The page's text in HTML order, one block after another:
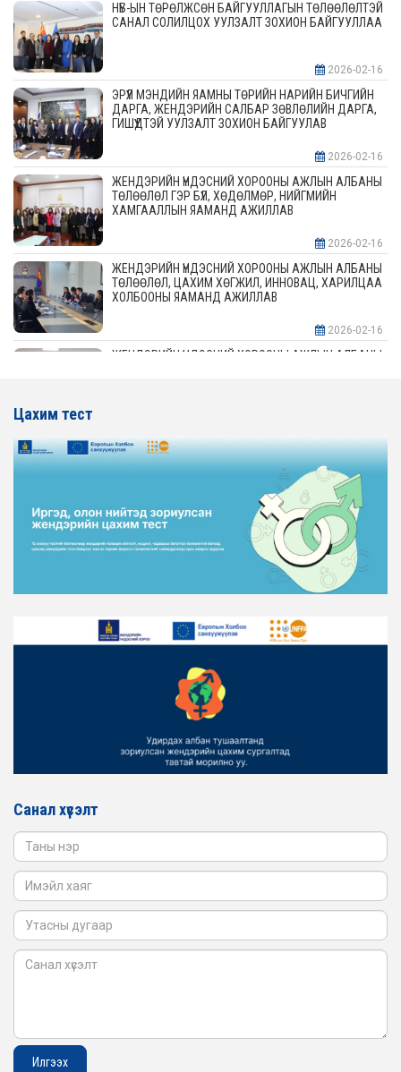
НҮБ-ЫН ТӨРӨЛЖСӨН БАЙГУУЛЛАГЫН ТӨЛӨӨЛӨЛТЭЙ
САНАЛ СОЛИЛЦОХ УУЛЗАЛТ ЗОХИОН БАЙГУУЛЛАА
2026-02-16
ЭРҮҮЛ МЭНДИЙН ЯАМНЫ ТӨРИЙН НАРИЙН БИЧГИЙН
ДАРГА, ЖЕНДЭРИЙН САЛБАР ЗӨВЛӨЛИЙН ДАРГА,
ГИШҮҮДТЭЙ УУЛЗАЛТ ЗОХИОН БАЙГУУЛАВ
2026-02-16
ЖЕНДЭРИЙН ҮНДЭСНИЙ ХОРООНЫ АЖЛЫН АЛБАНЫ
ТӨЛӨӨЛӨЛ ГЭР БҮЛ, ХӨДӨЛМӨР, НИЙГМИЙН
ХАМГААЛЛЫН ЯАМАНД АЖИЛЛАВ
2026-02-16
ЖЕНДЭРИЙН ҮНДЭСНИЙ ХОРООНЫ АЖЛЫН АЛБАНЫ
ТӨЛӨӨЛӨЛ, ЦАХИМ ХӨГЖИЛ, ИННОВАЦ, ХАРИЛЦАА
ХОЛБООНЫ ЯАМАНД АЖИЛЛАВ
2026-02-16
ЖЕНДЭРИЙН ҮНДЭСНИЙ ХОРООНЫ АЖЛЫН АЛБАНЫ
ЖЕНДЭРИЙН ҮНДЭСНИЙ ХОРООНЫ АЖЛЫН АЛБАНЫ
ТӨЛӨӨЛӨЛ ХОТ БАЙГУУЛАЛТ, БАРИЛГА, ОРОН
СУУЦЖУУЛАЛТЫН ЯАМАНД АЖИЛЛАВ
2026-02-16
ЖЕНДЭРИЙН ЭРХ ТЭГШ БАЙДЛЫГ ХАНГАХ ҮЙЛ
АЖИЛЛАГААГ ЭРЧИМЖҮҮЛЭХ САРЫН ХУВААРЬТАЙ
2026-02-16
ТӨЛӨӨЛӨЛ ЗАМ ТЭЭВРИЙН ЯАМАНД АЖИЛЛАВ
ЖЕНДЭРИЙН ҮНДЭСНИЙ ХОРООНЫ АЖЛЫН АЛБАНЫ
ТӨЛӨӨЛӨЛ БАТЛАН ХАМГААЛАХ ЯАМАНД
Цахим тест
Санал хүсэлт